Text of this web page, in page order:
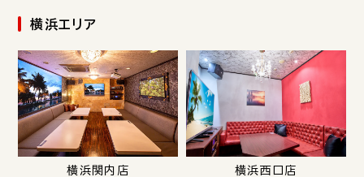
横浜エリア
横浜関内店 横浜西口店